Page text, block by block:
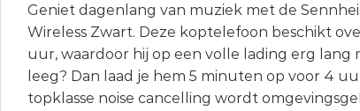
Geniet dagenlang van muziek met de
Wireless Zwart. Deze koptelefoon beschikt
uur, waardoor hij op een volle lading erg lang
leeg? Dan laad je hem 5 minuten op voor 4
topklasse noise cancelling wordt